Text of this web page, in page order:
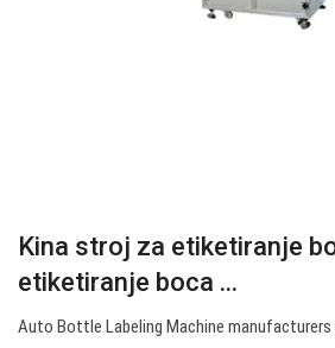
Kina stroj za etiketiranje
etiketiranje boca ...
Auto Bottle Labeling Machine manufacturers